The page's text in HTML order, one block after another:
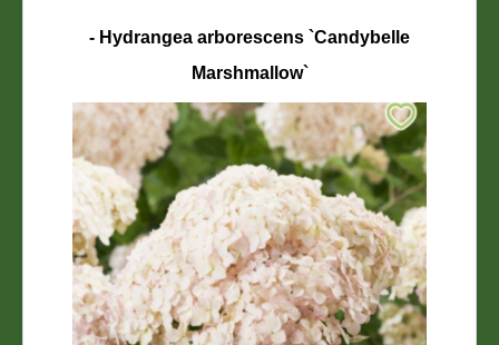
- Hydrangea arborescens `Candybelle
Marshmallow`